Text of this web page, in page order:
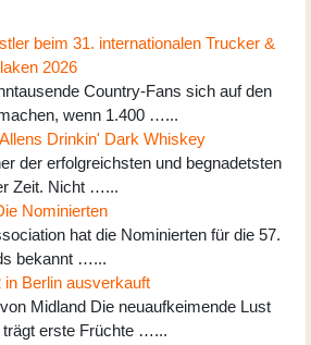
beim 31. internationalen Trucker &
2026
Country-Fans sich auf den
wenn 1.400 …...
Drinkin' Dark Whiskey
der erfolgreichsten und begnadetsten
Zeit. Nicht …...
Nominierten
hat die Nominierten für die 57.
bekannt …...
in Berlin ausverkauft
Midland Die neuaufkeimende Lust
erste Früchte …...